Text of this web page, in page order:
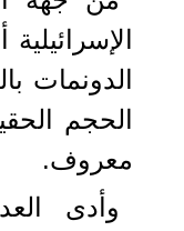
الدونمات
الحجم
معروف.
وأدى